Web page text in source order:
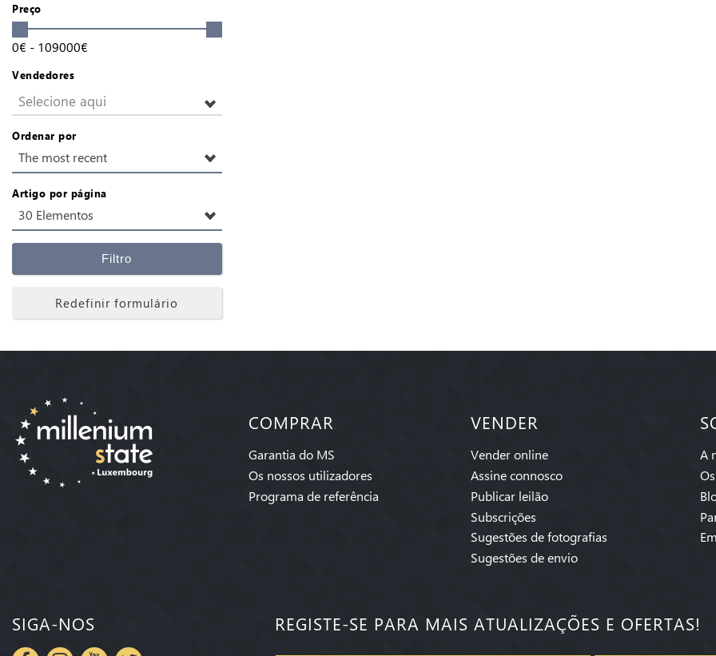
Preço
0€ - 109000€
Vendedores
Selecione aqui
Ordenar por
The most recent
Artigo por página
30 Elementos
Filtro
Redefinir formulário
COMPRAR
Garantia do MS
Os nossos utilizadores
Programa de referência
VENDER
Vender online
Assine connosco
Publicar leilão
Subscrições
Sugestões de fotografias
Sugestões de envio
A
SIGA-NOS REGISTE-SE PARA MAIS ATUALIZAÇÕES E OFERTAS!